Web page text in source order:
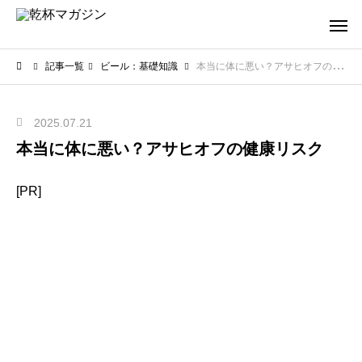
記事一覧 ビール：基礎知識 本当に体に悪い？アサヒオフの健康リスク
2025.07.21
本当に体に悪い？アサヒオフの健康リスク
[PR]